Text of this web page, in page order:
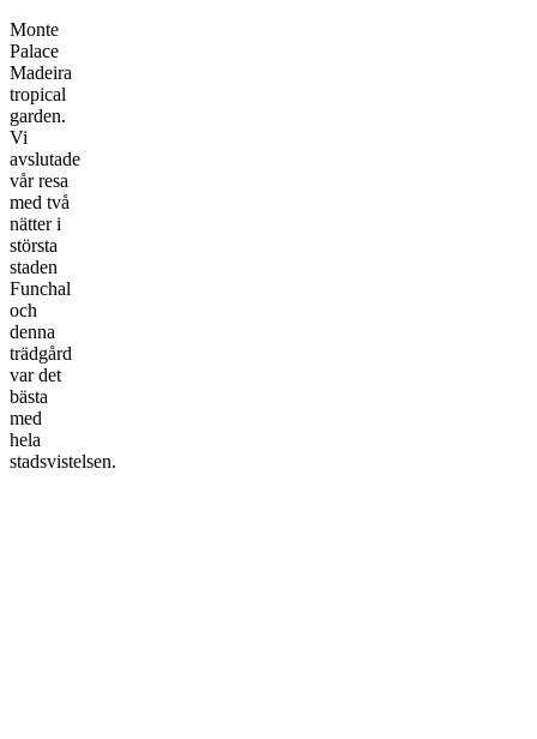
Monte
Palace
Madeira
tropical
garden.
Vi
avslutade
vår resa
med två
nätter i
största
staden
Funchal
och
denna
trädgård
var det
bästa
med
hela
stadsvistelsen.